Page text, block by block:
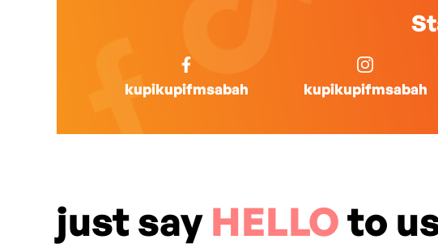
kupikupifmsabah kupikupifmsabah
just say HELLOto